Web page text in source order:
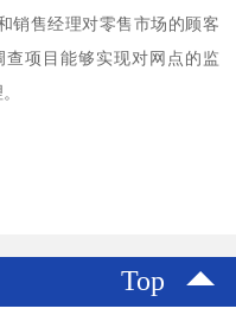
销售经理对零售市场的顾客
项目能够实现对网点的监
Top